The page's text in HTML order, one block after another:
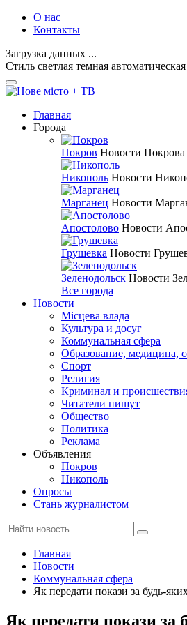
О нас
Контакты
Загрузка данных ...
Стиль светлая темная автоматическая
Главная
Города
Покров Новости Покрова
Никополь Новости
Марганец Новости
Апостолово Новости
Грушевка Новости
Зеленодольск Новости
Все города
Новости
Місцева влада
Культура и досуг
Коммунальная сфера
Образование, медицина,
Спорт
Религия
Криминал и
Читатели пишут
Общество
Политика
Реклама
Объявления
Покров
Никополь
Опросы
Стань журналистом
Главная
Новости
Коммунальная сфера
Як передати покази за будь-
Як передати покази за